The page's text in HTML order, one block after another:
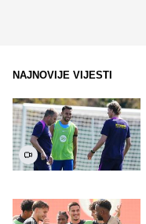
NAJNOVIJE VIJESTI